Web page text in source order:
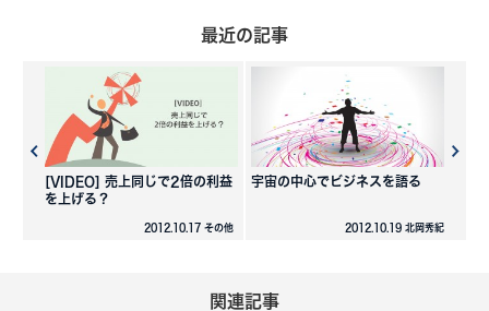
最近の記事
[VIDEO] 売上同じで2倍の利益
を上げる？
2012.10.17 その他
宇宙の中心でビジネスを語る
2012.10.19 北岡秀紀
関連記事